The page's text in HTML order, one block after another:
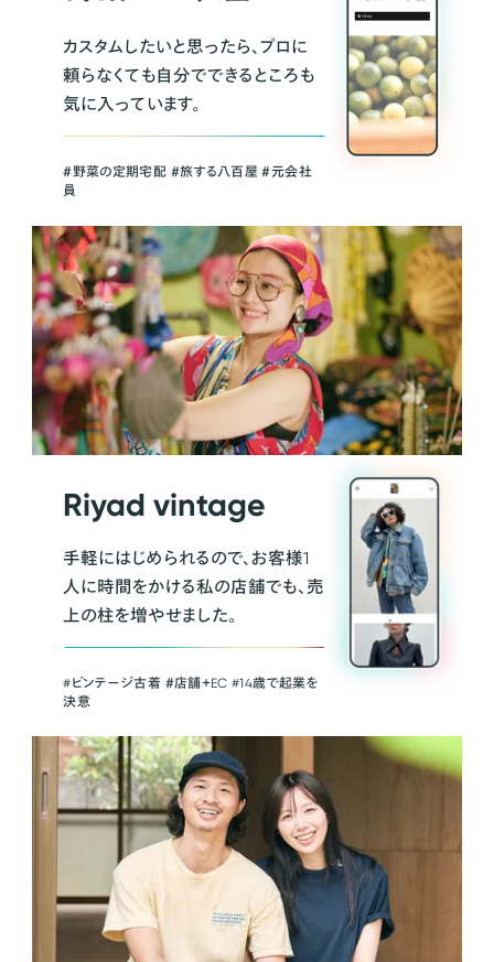
カスタムしたいと思ったら、プロに
頼らなくても自分でできるところも
気に入っています。
＃野菜の定期宅配 ＃旅する八百屋 ＃元会社
員
Riyad vintage
手軽にはじめられるので、お客様1
人に時間をかける私の店舗でも、売
上の柱を増やせました。
#ビンテージ古着 ＃店舗＋EC #14歳で起業を
決意